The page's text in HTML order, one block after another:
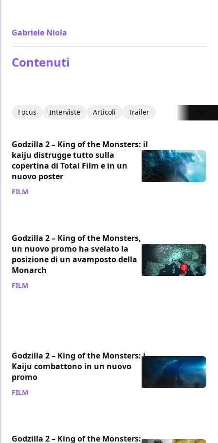
Gabriele Niola
Contenuti
Focus Interviste Articoli Trailer
Godzilla 2 – King of the Monsters: il
kaiju distrugge tutto sulla
copertina di Total Film e in un
nuovo poster
FILM
Godzilla 2 – King of the Monsters,
un nuovo promo ha svelato la
posizione di un avamposto della
Monarch
FILM
Godzilla 2 – King of the Monsters: i
Kaiju combattono in un nuovo
promo
FILM
Godzilla 2 – King of the Monsters: